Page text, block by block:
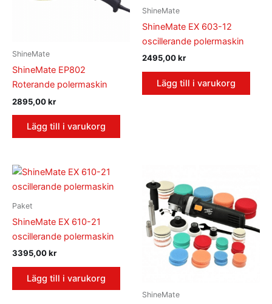
ShineMate
ShineMate EP802
Roterande polermaskin
2895,00kr
Lägg till i varukorg
ShineMate
ShineMate EX 603-12
oscillerande polermaskin
2495,00kr
Lägg till i varukorg
Paket
ShineMate EX 610-21
oscillerande polermaskin
3395,00kr
Lägg till i varukorg
ShineMate